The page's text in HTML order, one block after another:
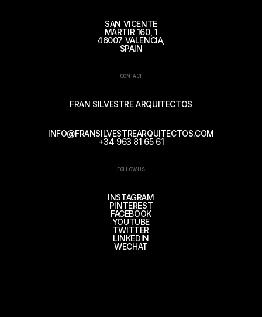
SAN VICENTE
MÁRTIR 160, 1
46007 VALENCIA,
SPAIN
CONTACT
FRAN SILVESTRE ARQUITECTOS
INFO@FRANSILVESTREARQUITECTOS.COM
+34 963 81 65 61
FOLLOW US
INSTAGRAM
PINTEREST
FACEBOOK
YOUTUBE
TWITTER
LINKEDIN
WECHAT